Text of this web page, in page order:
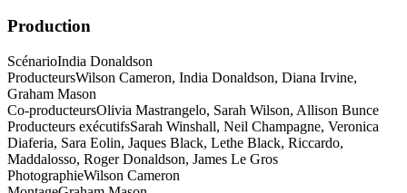
Production
ScénarioIndia Donaldson
ProducteursWilson Cameron, India Donaldson, Diana Irvine,
Graham Mason
Co-producteursOlivia Mastrangelo, Sarah Wilson, Allison Bunce
Producteurs exécutifsSarah Winshall, Neil Champagne, Veronica
Diaferia, Sara Eolin, Jaques Black, Lethe Black, Riccardo,
Maddalosso, Roger Donaldson, James Le Gros
PhotographieWilson Cameron